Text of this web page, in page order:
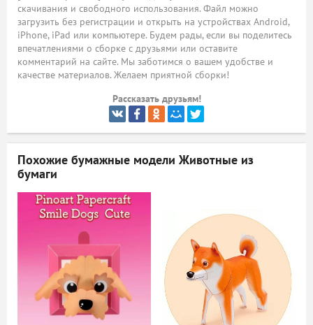
скачивания и свободного использования. Файл можно
загрузить без регистрации и открыть на устройствах Android,
iPhone, iPad или компьютере. Будем рады, если вы поделитесь
впечатлениями о сборке с друзьями или оставите
комментарий на сайте. Мы заботимся о вашем удобстве и
качестве материалов. Желаем приятной сборки!
Рассказать друзьям!
Похожие бумажные модели Животные из
бумаги